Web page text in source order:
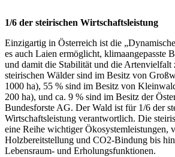
1/6 der steirischen Wirtschaftsleistung
Einzigartig in Österreich ist die
es auch Laien ermöglicht, klimaangepasste
und damit die Stabilität und die Artenvielfalt
steirischen Wälder sind im Besitz von
1000 ha), 55 % sind im Besitz von
200 ha), und ca. 9 % sind im Besitz der
Bundesforste AG. Der Wald ist für 1/6 der
Wirtschaftsleistung verantwortlich. Die
eine Reihe wichtiger Ökosystemleistungen,
Holzbereitstellung und CO2-Bindung bis
Lebensraum- und Erholungsfunktionen.